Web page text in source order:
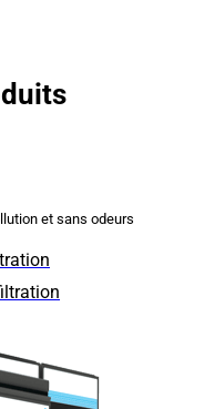
et sans odeurs